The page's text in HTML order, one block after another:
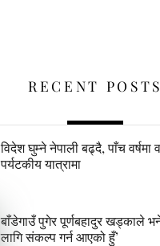
RECENT POSTS
विदेश घुम्ने नेपाली बढ्दै, पाँच
पर्यटकीय यात्रामा
बाँडेगाउँ पुगेर पूर्णबहादुर खड्काले
लागि संकल्प गर्न आएको हुँ’